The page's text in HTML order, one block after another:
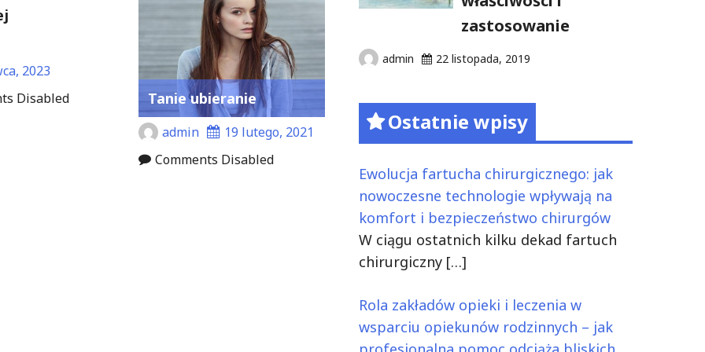
2023
Disabled
Tanie ubieranie
admin
19 lutego, 2021
Comments Disabled
zastosowanie
admin 22 listopada, 2019
Ostatnie wpisy
Ewolucja fartucha chirurgicznego: jak
nowoczesne technologie wpływają na
komfort i bezpieczeństwo chirurgów
W ciągu ostatnich kilku dekad fartuch
chirurgiczny […]
Rola zakładów opieki i leczenia w
wsparciu opiekunów rodzinnych – jak